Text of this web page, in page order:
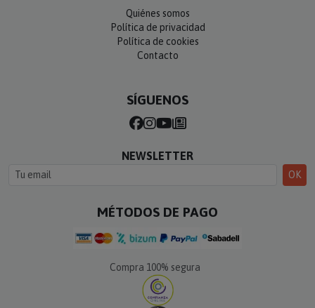
Quiénes somos
Política de privacidad
Política de cookies
Contacto
SÍGUENOS
NEWSLETTER
OK
MÉTODOS DE PAGO
Compra 100% segura